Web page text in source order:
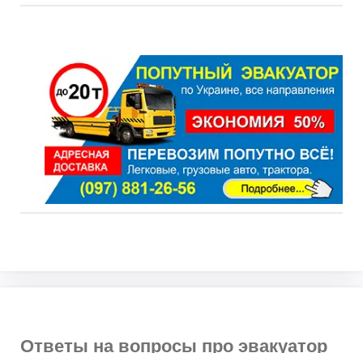
Ответы на вопросы про эвакуатор